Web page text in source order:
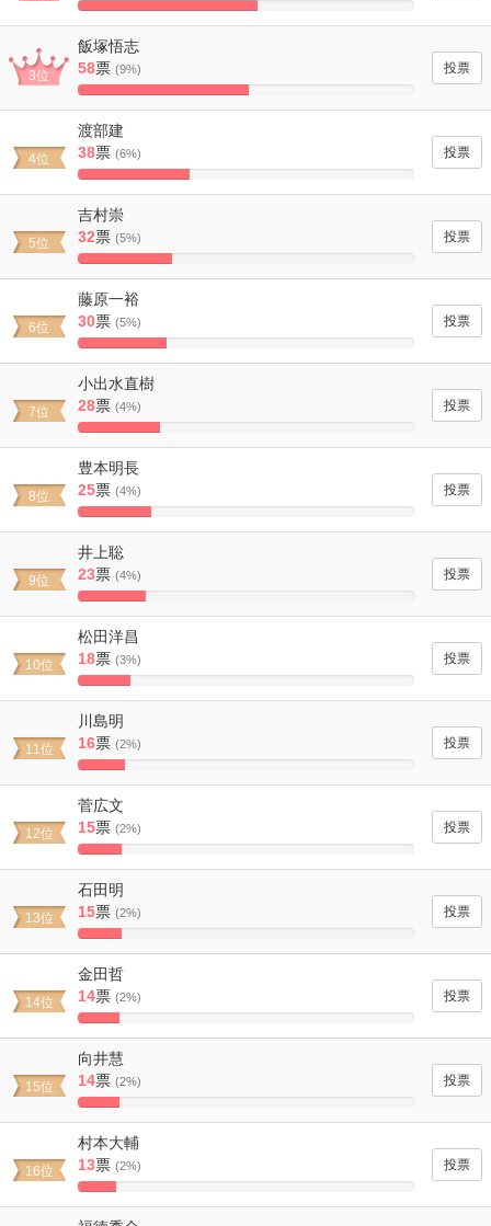
53.508771929825%
3位
飯塚悟志
58票 (9%)
50.877192982456%
4位
渡部建
38票 (6%)
33.333333333333%
5位
吉村崇
32票 (5%)
28.070175438596%
6位
藤原一裕
30票 (5%)
26.315789473684%
7位
小出水直樹
28票 (4%)
24.561403508772%
8位
豊本明長
25票 (4%)
21.929824561404%
9位
井上聡
23票 (4%)
20.175438596491%
10位
松田洋昌
18票 (3%)
15.789473684211%
11位
川島明
16票 (2%)
14.035087719298%
12位
菅広文
15票 (2%)
13.157894736842%
13位
石田明
15票 (2%)
13.157894736842%
14位
金田哲
14票 (2%)
12.280701754386%
15位
向井慧
14票 (2%)
12.280701754386%
16位
村本大輔
13票 (2%)
11.40350877193%